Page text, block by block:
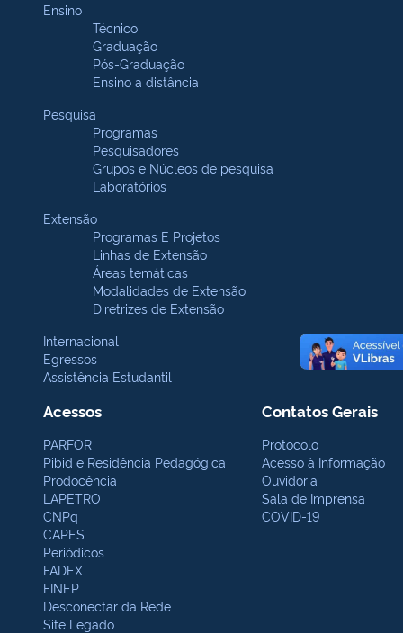
Ensino
Técnico
Graduação
Pós-Graduação
Ensino a distância
Pesquisa
Programas
Pesquisadores
Grupos e Núcleos de pesquisa
Laboratórios
Extensão
Programas E Projetos
Linhas de Extensão
Áreas temáticas
Modalidades de Extensão
Diretrizes de Extensão
Internacional
Egressos
Assistência Estudantil
Acessos
PARFOR
Pibid e Residência Pedagógica
Prodocência
LAPETRO
CNPq
CAPES
Periódicos
FADEX
FINEP
Desconectar da Rede
Site Legado
Contatos Gerais
Protocolo
Acesso à Informação
Ouvidoria
Sala de Imprensa
COVID-19